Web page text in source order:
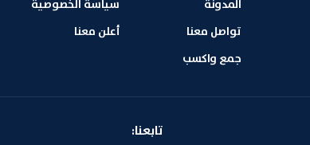
المدونة
تواصل معنا
جمع واكسب
سياسة الخصوصية
أعلن معنا
تابعنا: